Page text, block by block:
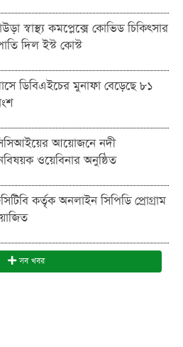
স্বাস্থ্য কমপ্লেক্সে কোভিড চিকিৎসার
দিল ইস্ট কোস্ট
ডিবিএইচের মুনাফা বেড়েছে ৮১
আয়োজনে নদী
ওয়েবিনার অনুষ্ঠিত
কর্তৃক অনলাইন সিপিডি প্রোগ্রাম
সব খবর